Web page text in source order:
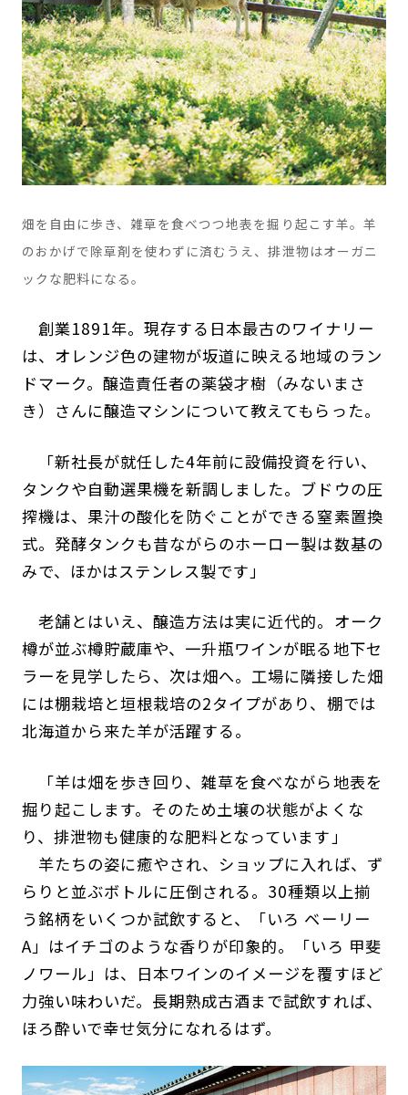
畑を自由に歩き、雑草を食べつつ地表を掘り起こす羊。羊
のおかげで除草剤を使わずに済むうえ、排泄物はオーガニ
ックな肥料になる。
創業1891年。現存する日本最古のワイナリー
は、オレンジ色の建物が坂道に映える地域のラン
ドマーク。醸造責任者の薬袋才樹（みないまさ
き）さんに醸造マシンについて教えてもらった。
「新社長が就任した4年前に設備投資を行い、
タンクや自動選果機を新調しました。ブドウの圧
搾機は、果汁の酸化を防ぐことができる窒素置換
式。発酵タンクも昔ながらのホーロー製は数基の
みで、ほかはステンレス製です」
老舗とはいえ、醸造方法は実に近代的。オーク
樽が並ぶ樽貯蔵庫や、一升瓶ワインが眠る地下セ
ラーを見学したら、次は畑へ。工場に隣接した畑
には棚栽培と垣根栽培の2タイプがあり、棚では
北海道から来た羊が活躍する。
「羊は畑を歩き回り、雑草を食べながら地表を
掘り起こします。そのため土壌の状態がよくな
り、排泄物も健康的な肥料となっています」
羊たちの姿に癒やされ、ショップに入れば、ず
らりと並ぶボトルに圧倒される。30種類以上揃
う銘柄をいくつか試飲すると、「いろ ベーリー
A」はイチゴのような香りが印象的。「いろ 甲斐
ノワール」は、日本ワインのイメージを覆すほど
力強い味わいだ。長期熟成古酒まで試飲すれば、
ほろ酔いで幸せ気分になれるはず。